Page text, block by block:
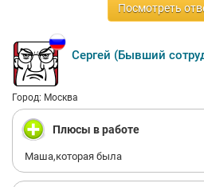
остальное выдавать в конверте. С
серьезные задержки бонусной
почти на месяц), а с января 2026
вовсе перестали платить.
выпрашивать свои же деньги,
продукты. На все просьбы
«потерпеть» или «занять у
если у сотрудников кредиты, то
выплатит пени, «когда появятся
2. Тотальные долги компании
Проблема с деньгами носит
выяснилось позже, компания
Посмотреть
Сергей (Бывший
Город: Москва
Плюсы в работе
Маша,которая была